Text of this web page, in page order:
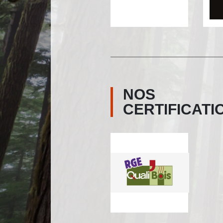
NOS